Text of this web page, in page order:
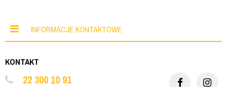
INFORMACJE KONTAKTOWE
KONTAKT
22 300 10 91